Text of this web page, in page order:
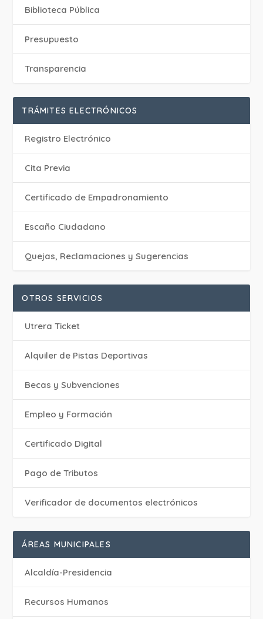
Biblioteca Pública
Presupuesto
Transparencia
TRÁMITES ELECTRÓNICOS
Registro Electrónico
Cita Previa
Certificado de Empadronamiento
Escaño Ciudadano
Quejas, Reclamaciones y Sugerencias
OTROS SERVICIOS
Utrera Ticket
Alquiler de Pistas Deportivas
Becas y Subvenciones
Empleo y Formación
Certificado Digital
Pago de Tributos
Verificador de documentos electrónicos
ÁREAS MUNICIPALES
Alcaldía-Presidencia
Recursos Humanos